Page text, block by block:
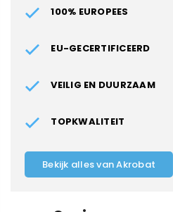
100% EUROPEES
EU-GECERTIFICEERD
VEILIG EN DUURZAAM
TOPKWALITEIT
Bekijk alles van Akrobat